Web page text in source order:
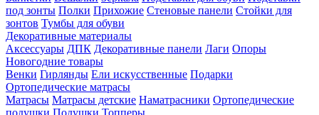
под зонты Полки Прихожие Стеновые панели Стойки для
зонтов Тумбы для обуви
Декоративные материалы
Аксессуары ДПК Декоративные панели Лаги Опоры
Новогодние товары
Венки Гирлянды Ели искусственные Подарки
Ортопедические матрасы
Матрасы Матрасы детские Наматрасники Ортопедические
подушки Подушки Топперы